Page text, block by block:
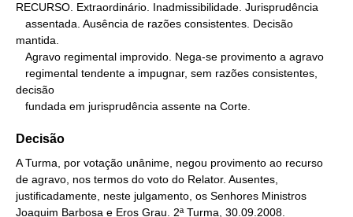
RECURSO. Extraordinário. Inadmissibilidade. Jurisprudência
mantida.
decisão
   fundada em jurisprudência assente na Corte.
Decisão
A Turma, por votação unânime, negou provimento ao recurso
de agravo, nos termos do voto do Relator. Ausentes,
justificadamente, neste julgamento, os Senhores Ministros
Joaquim Barbosa e Eros Grau. 2ª Turma, 30.09.2008.